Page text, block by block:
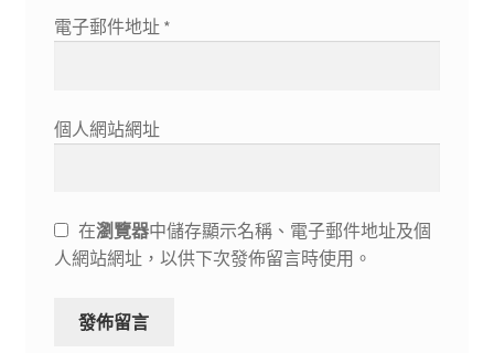
電子郵件地址 *
個人網站網址
在瀏覽器中儲存顯示名稱、電子郵件地址及個
人網站網址，以供下次發佈留言時使用。